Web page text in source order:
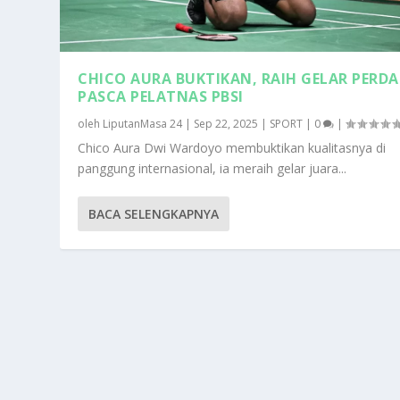
CHICO AURA BUKTIKAN, RAIH GELAR
PASCA PELATNAS PBSI
oleh LiputanMasa 24| Sep 22, 2025 | SPORT | 0 |
Chico Aura Dwi Wardoyo membuktikan kualitasnya di
panggung internasional, ia meraih gelar juara...
BACA SELENGKAPNYA